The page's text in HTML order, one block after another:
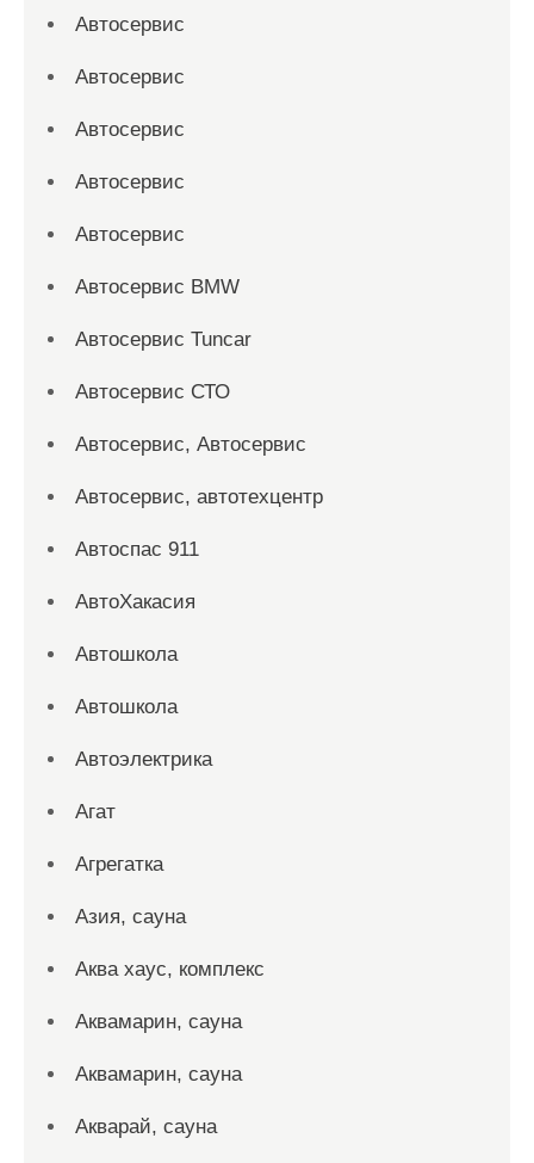
Автосервис
Автосервис
Автосервис
Автосервис
Автосервис
Автосервис BMW
Автосервис Tuncar
Автосервис СТО
Автосервис, Автосервис
Автосервис, автотехцентр
Автоспас 911
АвтоХакасия
Автошкола
Автошкола
Автоэлектрика
Агат
Агрегатка
Азия, сауна
Аква хаус, комплекс
Аквамарин, сауна
Аквамарин, сауна
Акварай, сауна